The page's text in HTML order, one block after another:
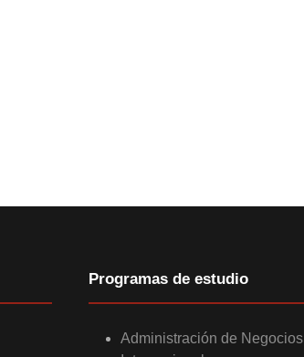
Programas de estudio
Administración de Negocios